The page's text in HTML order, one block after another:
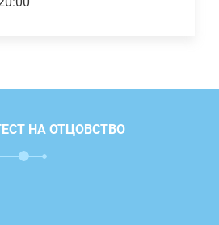
НА ОТЦОВСТВО